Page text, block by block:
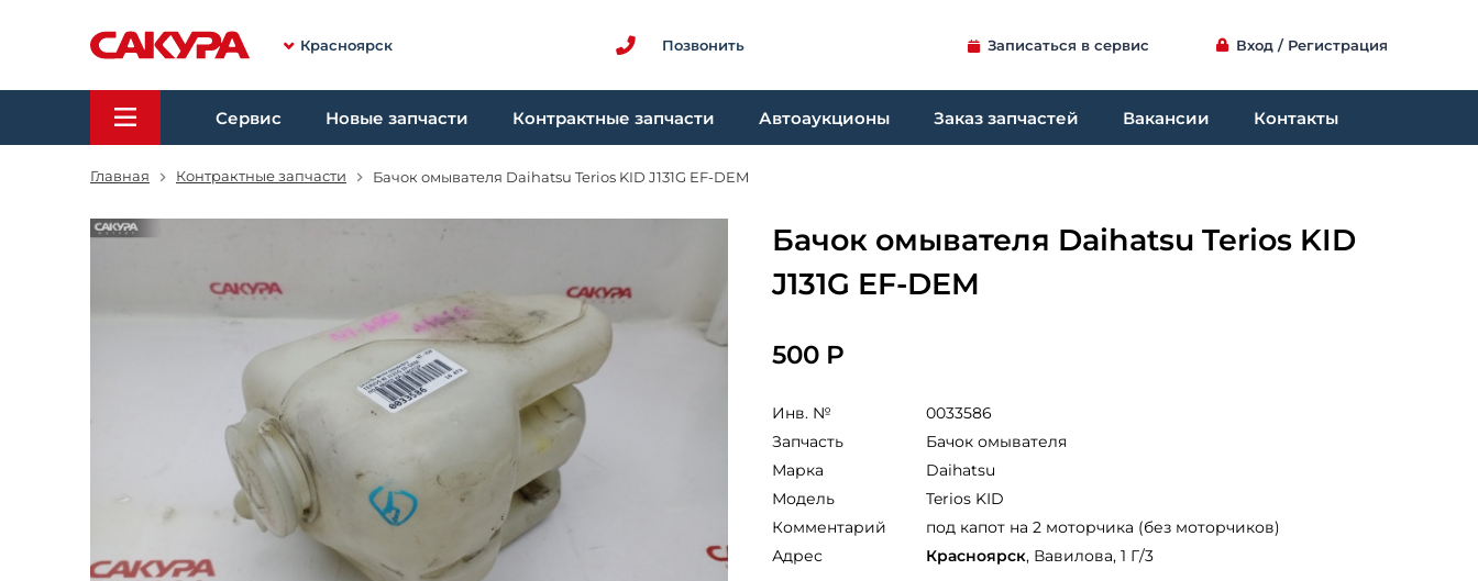
Красноярск Позвонить Записаться в сервис Вход / Регистрация
Сервис Новые запчасти Контрактные запчасти Автоаукционы Заказ запчастей Вакансии Контакты
Главная Контрактные запчасти Бачок омывателя Daihatsu Terios KID J131G EF-DEM
Бачок омывателя Daihatsu Terios KID
J131G EF-DEM
500 Р
Инв. №
0033586
Запчасть
Бачок омывателя
Марка
Daihatsu
Модель
Terios KID
Комментарий
под капот на 2 моторчика (без моторчиков)
Адрес
Красноярск, Вавилова, 1 Г/3